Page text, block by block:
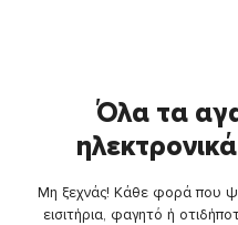
Όλα τα
Μη ξεχνάς! Κάθε φορά που
εισιτήρια, φαγητό ή